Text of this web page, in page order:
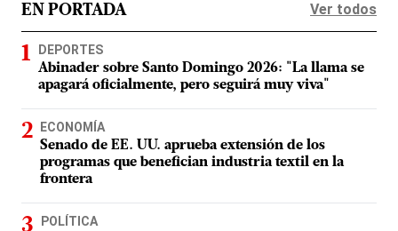
EN PORTADA Ver todos
DEPORTES
Abinader sobre Santo Domingo 2026: "La llama se
apagará oficialmente, pero seguirá muy viva"
ECONOMÍA
Senado de EE. UU. aprueba extensión de los
programas que benefician industria textil en la
frontera
POLÍTICA